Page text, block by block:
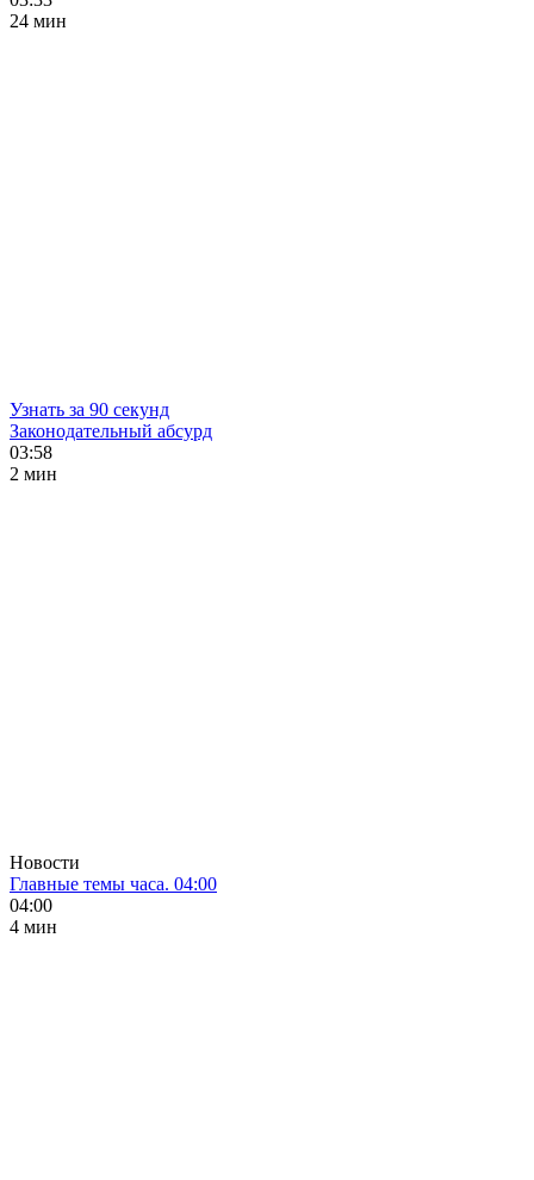
24 мин
Узнать за 90 секунд
Законодательный абсурд
03:58
2 мин
Новости
Главные темы часа. 04:00
04:00
4 мин